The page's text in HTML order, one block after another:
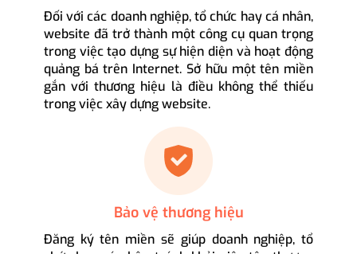
Đối với các doanh nghiệp, tổ chức hay cá nhân,
website đã trở thành một công cụ quan trọng
trong việc tạo dựng sự hiện diện và hoạt động
quảng bá trên Internet. Sở hữu một tên miền
gắn với thương hiệu là điều không thể thiếu
trong việc xây dựng website.
Bảo vệ thương hiệu
Đăng ký tên miền sẽ giúp doanh nghiệp, tổ